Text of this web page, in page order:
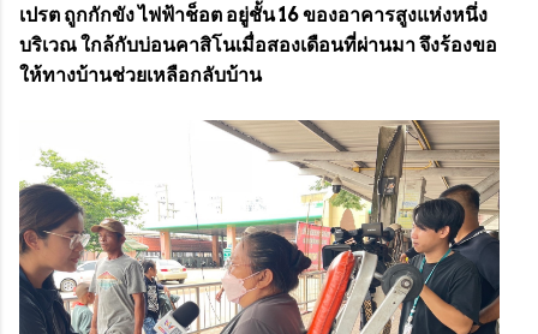
เปรต ถูกกักขัง ไฟฟ้าช็อต อยู่ชั้น 16 ของอาคารสูงแห่งหนึ่ง
บริเวณ ใกล้กับบ่อนคาสิโนเมื่อสองเดือนที่ผ่านมา จึงร้องขอ
ให้ทางบ้านช่วยเหลือกลับบ้าน